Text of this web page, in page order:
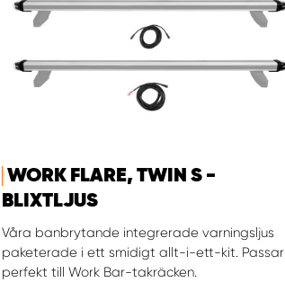
WORK FLARE, TWIN S -
BLIXTLJUS
Våra banbrytande integrerade varningsljus
paketerade i ett smidigt allt-i-ett-kit. Passar
perfekt till Work Bar-takräcken.